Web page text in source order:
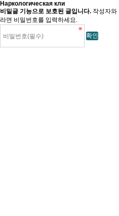
Наркологическая кли
비밀글 기능으로 보호된 글입니다. 작성자와
라면 비밀번호를 입력하세요.